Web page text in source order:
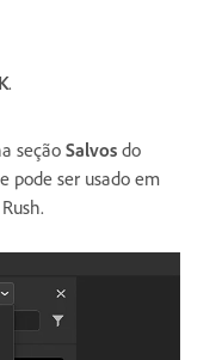
.
seção Salvos do
e pode ser usado em